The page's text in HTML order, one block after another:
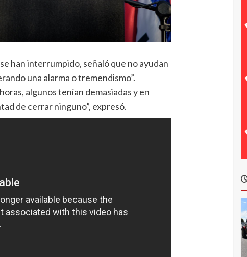
han interrumpido, señaló que no ayudan
una alarma o tremendismo”.
algunos tenían demasiadas y en
de cerrar ninguno”, expresó.